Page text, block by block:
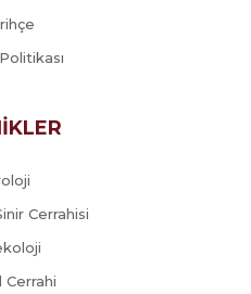
Cerrahisi
Cerrahi